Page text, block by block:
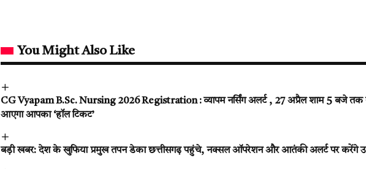
You Might Also Like
CG Vyapam B.Sc. Nursing 2026 Registration : व्यापम नर्सिंग अलर्ट , 27 अप्रैल शाम 5 बजे तक
आएगा आपका ‘हॉल टिकट’
बड़ी खबर: देश के खुफिया प्रमुख तपन डेका छत्तीसगढ़ पहुंचे, नक्सल ऑपरेशन और आतंकी अलर्ट पर करेंगे